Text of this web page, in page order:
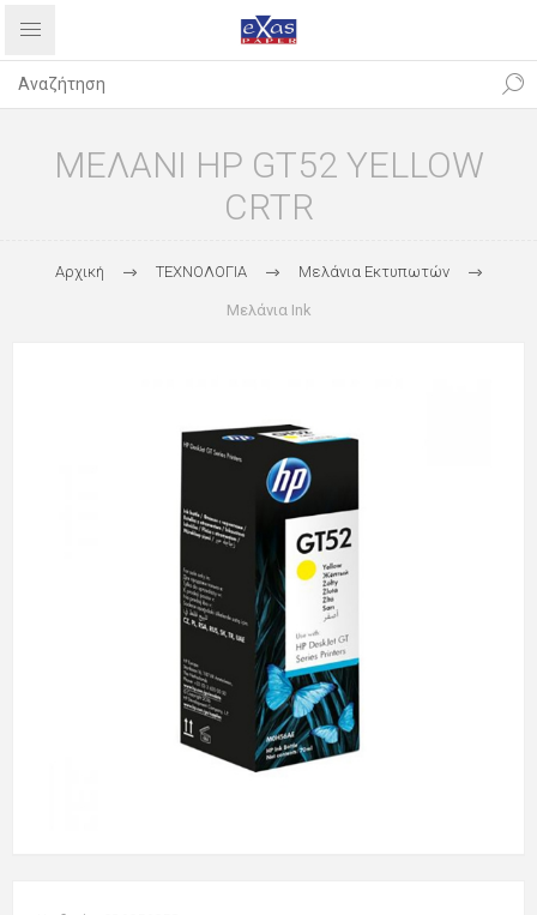
ΜΕΛΑΝΙ HP GT52 YELLOW
CRTR
Αρχική ΤΕΧΝΟΛΟΓΙΑ Μελάνια Εκτυπωτών
Μελάνια Ink